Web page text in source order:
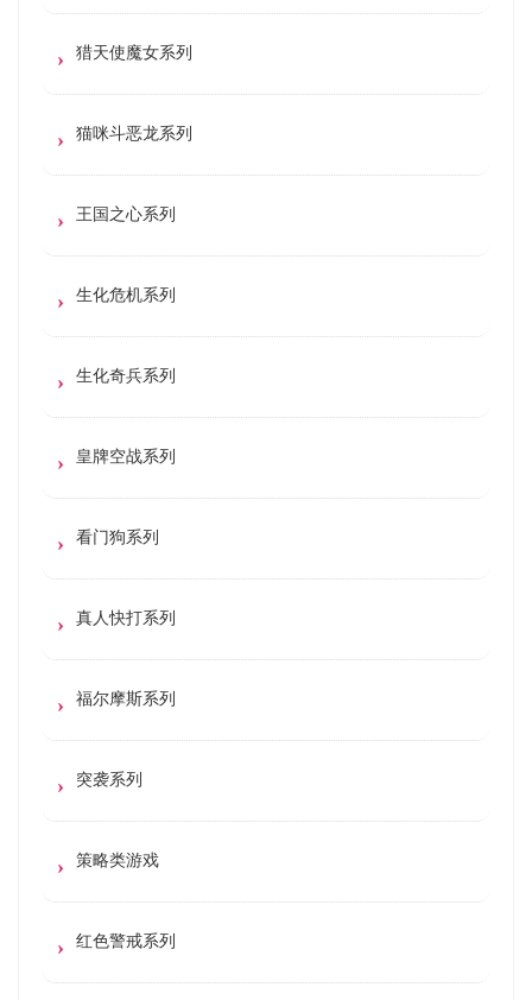
猎天使魔女系列
猫咪斗恶龙系列
王国之心系列
生化危机系列
生化奇兵系列
皇牌空战系列
看门狗系列
真人快打系列
福尔摩斯系列
突袭系列
策略类游戏
红色警戒系列